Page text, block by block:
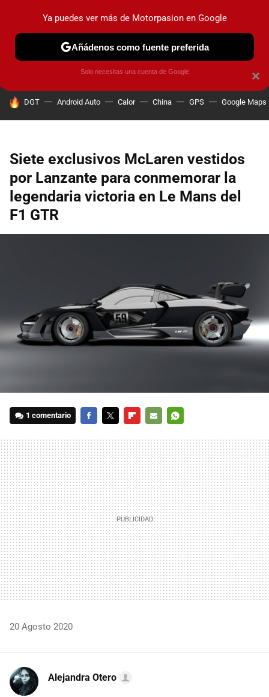
PRUEBAS COCHES ELÉCTRICOS OBSERVATORIO
HOY SE HABLA DE
DGT Android Auto Calor China GPS Google Maps
Siete exclusivos McLaren vestidos
por Lanzante para conmemorar la
legendaria victoria en Le Mans del
F1 GTR
1 comentario
MAIL
20 Agosto 2020
Alejandra Otero
×
Ya puedes ver más de Motorpasion en Google
Añádenos como fuente preferida
Solo necesitas una cuenta de Google